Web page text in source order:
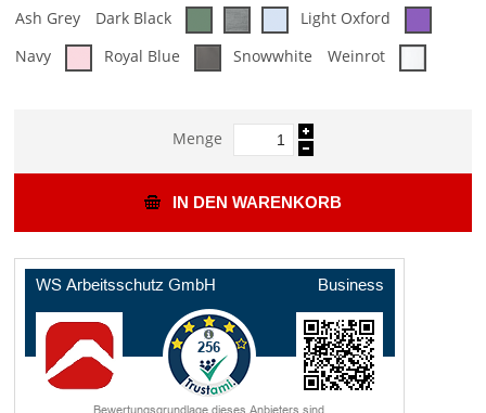
Ash Grey
Dark Black
Light Oxford
Navy
Royal Blue Snowwhite Weinrot
Menge
IN DEN WARENKORB